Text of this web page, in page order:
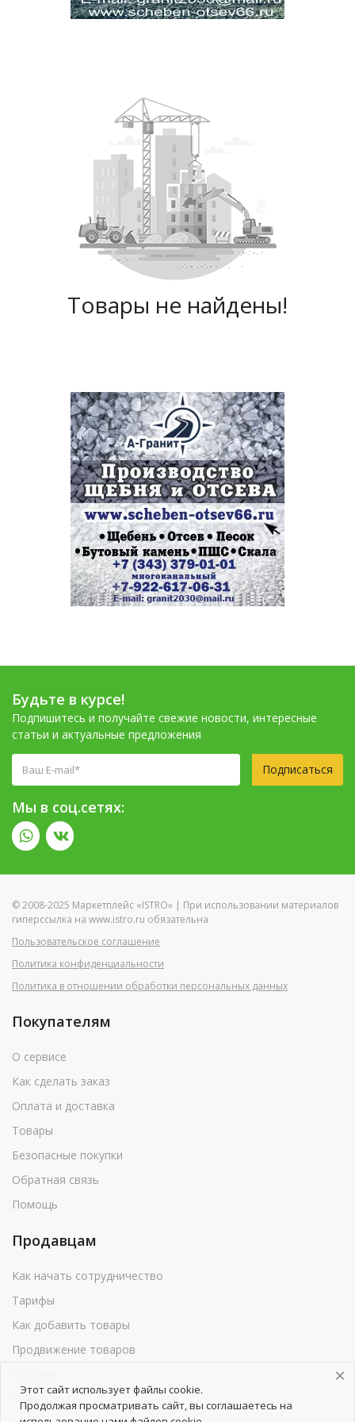
Товары не найдены!
Будьте в курсе!
Подпишитесь и получайте свежие новости, интересные
статьи и актуальные предложения
Подписаться
Мы в соц.сетях:
© 2008-2025 Маркетплейс «ISTRO» | При использовании материалов
гиперссылка на www.istro.ru обязательна
Пользовательское соглашение
Политика конфиденциальности
Политика в отношении обработки персональных данных
Покупателям
О сервисе
Как сделать заказ
Оплата и доставка
Товары
Безопасные покупки
Обратная связь
Помощь
Продавцам
Как начать сотрудничество
Тарифы
Как добавить товары
Продвижение товаров
Реквизиты
Этот сайт использует файлы cookie.
Продолжая просматривать сайт, вы соглашаетесь на